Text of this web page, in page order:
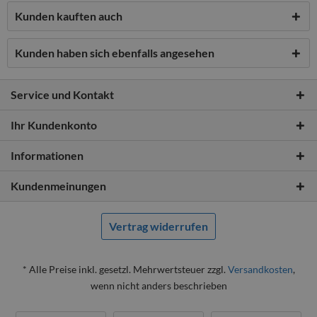
Kunden kauften auch
Kunden haben sich ebenfalls angesehen
Service und Kontakt
Ihr Kundenkonto
Informationen
Kundenmeinungen
Vertrag widerrufen
* Alle Preise inkl. gesetzl. Mehrwertsteuer zzgl. Versandkosten,
wenn nicht anders beschrieben